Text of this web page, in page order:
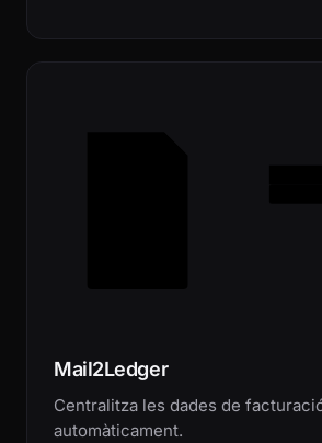
Mail2Ledger
Centralitza les dades de
automàticament.